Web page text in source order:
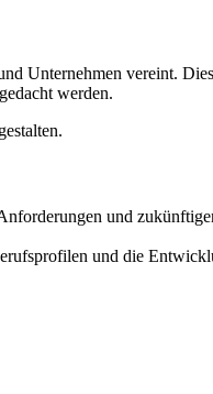
Unternehmen vereint.
werden.
und
und die